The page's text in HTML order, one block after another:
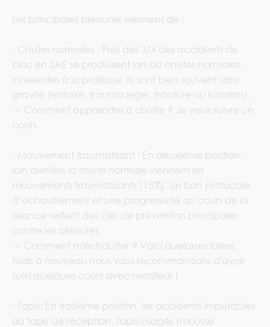
Les principales blessures viennent de :
- Chutes normales : Près des 3/4 des accidents de
bloc en SAE se produisent lors de chutes normales,
inhérentes à la pratique. Ils sont bien souvent sans
gravité (entorse, trauma léger, fracture ou luxation).
-> Comment apprendre à chuter ? Je veux suivre un
cours
- Mouvement traumatisant : En deuxième position,
loin derrière la chute normale viennent les
mouvements traumatisants [15%]. Un bon protocole
d’échauffement et une progressivité au cours de la
séance restent des clés de prévention principales
contre les blessures.
-> Comment m'échauffer ? Voici quelques idées.
Mais à nouveau nous vous recommandons d'avoir
suivi quelques cours avec moniteur !
- Tapis: En troisième position, les accidents imputables
au tapis de réception. Tapis usagés (mousse